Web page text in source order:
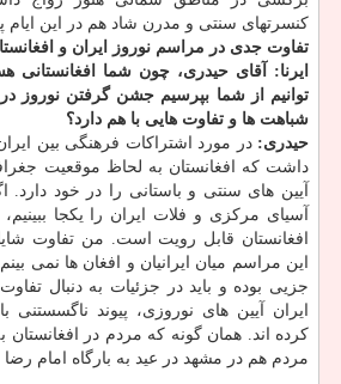
کنسرتهای سنتی و مدرن شاد هم در این
تفاوت جدی در مراسم نوروز ایران و
ایرنا: آقای حیدری، چون شما افغانستانی
توانیم از شما بپرسیم جشن گرفتن نوروز در
شباهت ها و تفاوت هایی با هم دارد؟
حیدری:در مورد اشتراکات فرهنگی بین ایران
داشت که افغانستان به لحاظ موقعیت
آیین های سنتی و باستانی را در خود دارد.
آسیای مرکزی و فلات ایران را یکجا
افغانستان قابل رویت است. من تفاوت
این مراسم میان ایرانیان و افغان ها نمی
جزیی بوده و باید در جزئیات به دنبال
ایران آیین های نوروزی، پیوند ناگسستنی
کرده اند. همان گونه که مردم در
مردم هم در مشهد در عید به بارگاه امام رضا